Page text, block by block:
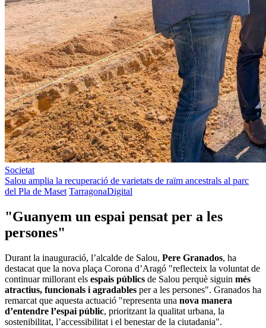
Societat
Salou amplia la recuperació de varietats de raïm ancestrals al parc
del Pla de Maset TarragonaDigital
"Guanyem un espai pensat per a les
persones"
Durant la inauguració, l’alcalde de Salou, Pere Granados, ha
destacat que la nova plaça Corona d’Aragó "reflecteix la voluntat de
continuar millorant els espais públics de Salou perquè siguin més
atractius, funcionals i agradables per a les persones". Granados ha
remarcat que aquesta actuació "representa una nova manera
d’entendre l’espai públic, prioritzant la qualitat urbana, la
sostenibilitat, l’accessibilitat i el benestar de la ciutadania".